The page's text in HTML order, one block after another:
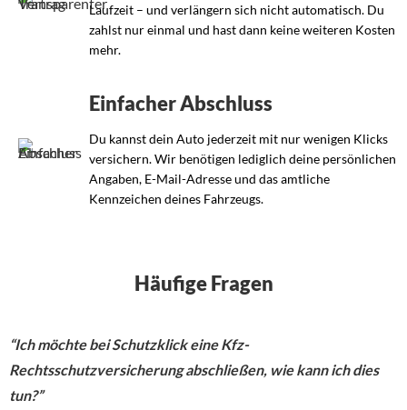
Laufzeit – und verlängern sich nicht automatisch. Du
zahlst nur einmal und hast dann keine weiteren Kosten
mehr.
Einfacher Abschluss
Du kannst dein Auto jederzeit mit nur wenigen Klicks
versichern. Wir benötigen lediglich deine persönlichen
Angaben, E-Mail-Adresse und das amtliche
Kennzeichen deines Fahrzeugs.
Häufige Fragen
“Ich möchte bei Schutzklick eine Kfz-
Rechtsschutzversicherung abschließen, wie kann ich dies
tun?”